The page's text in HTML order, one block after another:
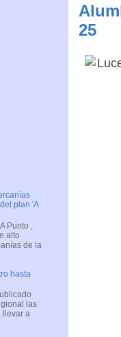
25
plan 'A
Punto ,
alto
de la
hasta
las
llevar a